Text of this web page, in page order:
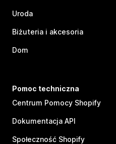
Uroda
Biżuteria i akcesoria
Dom
Pomoc techniczna
Centrum Pomocy Shopify
Dokumentacja API
Społeczność Shopify